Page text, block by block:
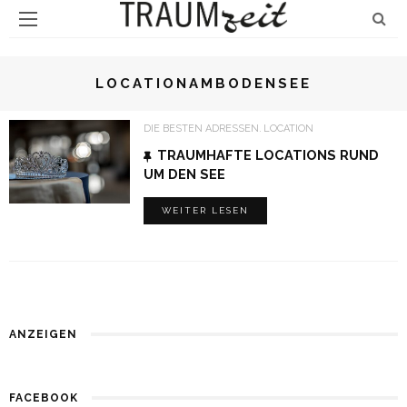
LOCATIONAMBODENSEE
DIE BESTEN ADRESSEN LOCATION
TRAUMHAFTE LOCATIONS RUND
UM DEN SEE
WEITER LESEN
ANZEIGEN
FACEBOOK